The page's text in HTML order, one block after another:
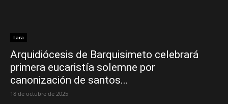
Lara
Arquidiócesis de Barquisimeto celebrará
primera eucaristía solemne por
canonización de santos...
18 de octubre de 2025